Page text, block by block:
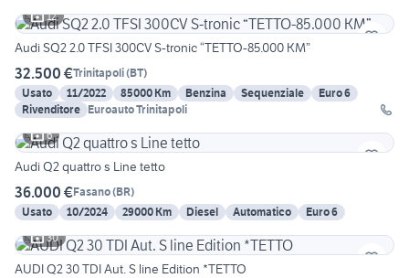
12
Audi SQ2 2.0 TFSI 300CV S-tronic “TETTO-85.000 KM”
32.500 €Trinitapoli(BT)
Usato
11/2022 85000 Km Benzina Sequenziale
Euro 6
Rivenditore Euroauto Trinitapoli
6
Audi Q2 quattro s Line tetto
36.000 €Fasano(BR)
Usato
10/2024 29000 Km Diesel Automatico
Euro 6
30
AUDI Q2 30 TDI Aut. S line Edition *TETTO